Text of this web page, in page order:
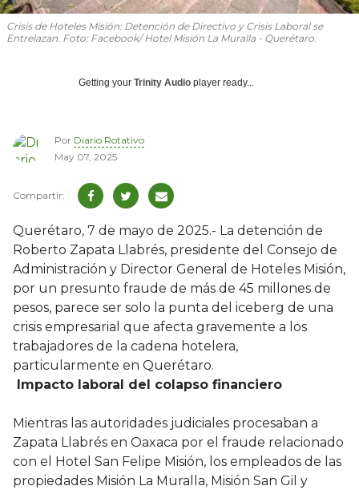
Crisis de Hoteles Misión: Detención de Directivo y Crisis Laboral se
Entrelazan. Foto: Facebook/ Hotel Misión La Muralla - Querétaro.
Getting your Trinity Audio player ready...
Por Diario Rotativo
May 07, 2025
Querétaro, 7 de mayo de 2025.- La detención de
Roberto Zapata Llabrés, presidente del Consejo de
Administración y Director General de Hoteles Misión,
por un presunto fraude de más de 45 millones de
pesos, parece ser solo la punta del iceberg de una
crisis empresarial que afecta gravemente a los
trabajadores de la cadena hotelera,
particularmente en Querétaro.
Impacto laboral del colapso financiero
Mientras las autoridades judiciales procesaban a
Zapata Llabrés en Oaxaca por el fraude relacionado
con el Hotel San Felipe Misión, los empleados de las
propiedades Misión La Muralla, Misión San Gil y